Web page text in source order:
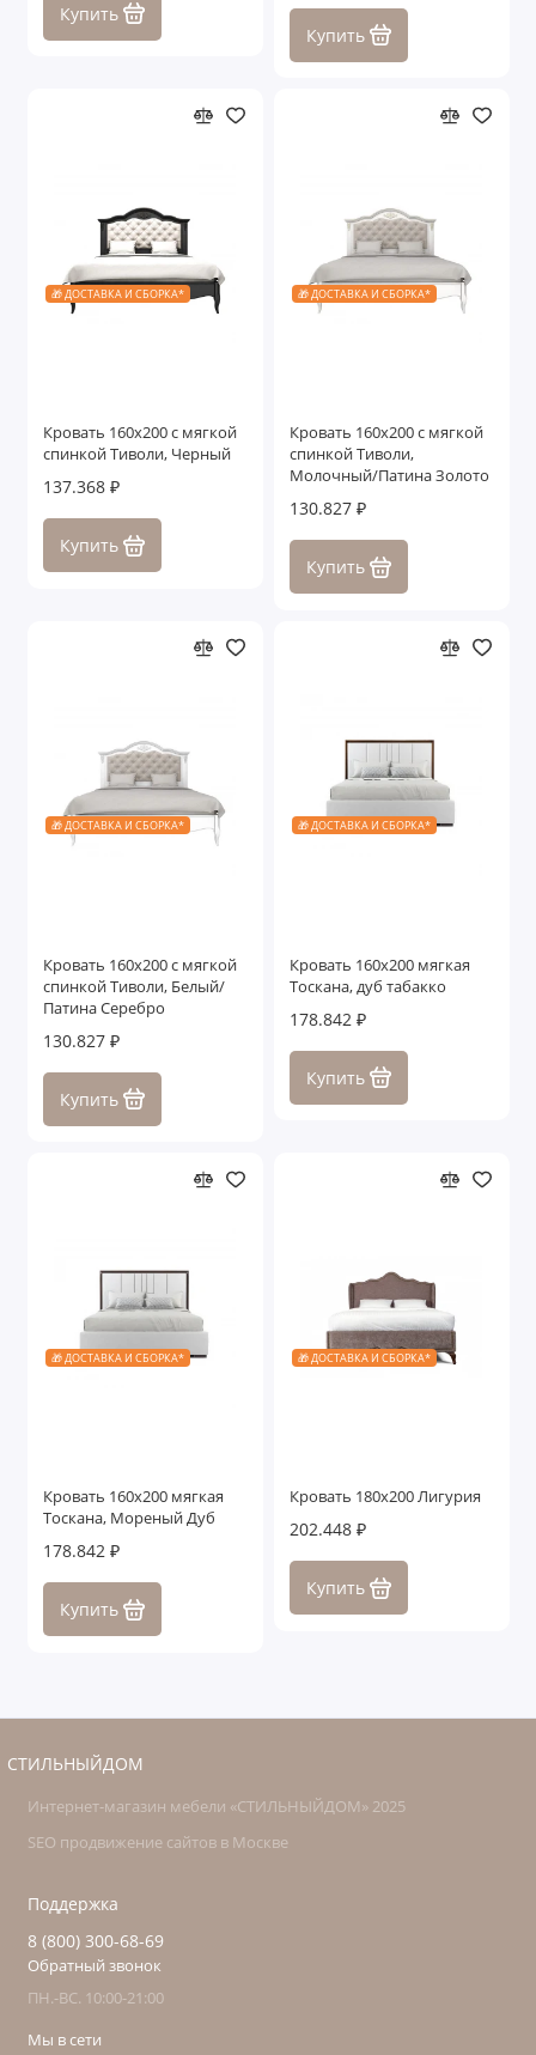
Купить
Купить
🎁 ДОСТАВКА И СБОРКА*
Кровать 160x200 с мягкой
спинкой Тиволи, Черный
137.368 ₽
Купить
🎁 ДОСТАВКА И СБОРКА*
Кровать 160x200 с мягкой
спинкой Тиволи,
Молочный/Патина Золото
130.827 ₽
Купить
🎁 ДОСТАВКА И СБОРКА*
Кровать 160x200 с мягкой
спинкой Тиволи, Белый/
Патина Серебро
130.827 ₽
Купить
🎁 ДОСТАВКА И СБОРКА*
Кровать 160x200 мягкая
Тоскана, дуб табакко
178.842 ₽
Купить
🎁 ДОСТАВКА И СБОРКА*
Кровать 160x200 мягкая
Тоскана, Мореный Дуб
178.842 ₽
Купить
🎁 ДОСТАВКА И СБОРКА*
Кровать 180x200 Лигурия
202.448 ₽
Купить
СТИЛЬНЫЙДОМ
Интернет-магазин мебели «СТИЛЬНЫЙДОМ» 2025
SEO продвижение сайтов в Москве
Поддержка
8 (800) 300-68-69
Обратный звонок
ПН.-ВС. 10:00-21:00
Мы в сети